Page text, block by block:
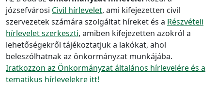
józsefvárosi Civil hírlevelet, ami kifejezetten civil
szervezetek számára szolgáltat híreket és a Részvételi
hírlevelet szerkeszti, amiben kifejezetten azokról a
lehetőségekről tájékoztatjuk a lakókat, ahol
beleszólhatnak az önkormányzat munkájába.
Iratkozzon az Önkormányzat általános hírlevelére és a
tematikus hírlevelekre itt!